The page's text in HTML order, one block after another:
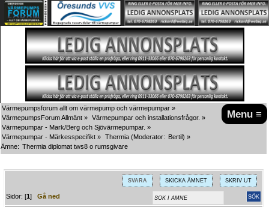
Menu ≡
Värmepumpsforum allt om värmepump och värmepumpar »
VärmepumpsForum Allmänt » Värmepumpar och installationsfrågor. »
Värmepumpar - Mark/Berg och Sjövärmepumpar. »
Värmepumpar - Märkesspecifikt » Thermia (Moderator: Bertil) »
Ämne: Thermia diplomat tws8 o rumsgivare
SVARA SKICKA ÄMNET SKRIV UT
Sidor: [1]Gå ned